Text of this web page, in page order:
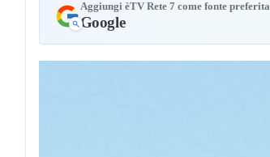
Aggiungi èTV Rete 7 come fonte preferita
Google